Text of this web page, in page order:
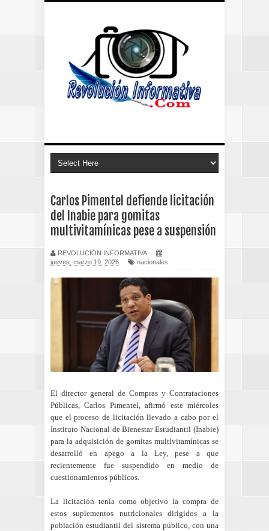
Carlos Pimentel defiende licitación
del Inabie para gomitas
multivitamínicas pese a suspensión
REVOLUCIÓN INFORMATIVA
jueves, marzo 19, 2026
nacionales
El director general de Compras y Contrataciones
Públicas, Carlos Pimentel, afirmó este miércoles
que el proceso de licitación llevado a cabo por el
Instituto Nacional de Bienestar Estudiantil (Inabie)
para la adquisición de gomitas multivitamínicas se
desarrolló en apego a la Ley, pese a que
recientemente fue suspendido en medio de
cuestionamientos públicos.
La licitación tenía como objetivo la compra de
estos suplementos nutricionales dirigidos a la
población estudiantil del sistema público, con una